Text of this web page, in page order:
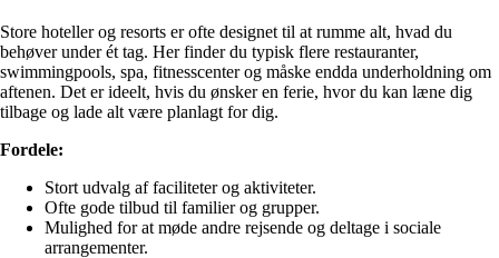
Store hoteller og resorts er ofte designet til at rumme alt, hvad du
behøver under ét tag. Her finder du typisk flere restauranter,
swimmingpools, spa, fitnesscenter og måske endda underholdning om
aftenen. Det er ideelt, hvis du ønsker en ferie, hvor du kan læne dig
tilbage og lade alt være planlagt for dig.
Fordele:
Stort udvalg af faciliteter og aktiviteter.
Ofte gode tilbud til familier og grupper.
Mulighed for at møde andre rejsende og deltage i sociale
arrangementer.